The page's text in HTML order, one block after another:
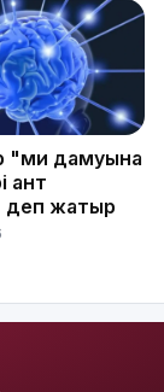
"ми дамуына
қант
деп жатыр